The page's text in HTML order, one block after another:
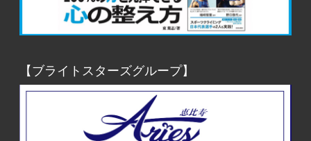
【ブライトスターズグループ】